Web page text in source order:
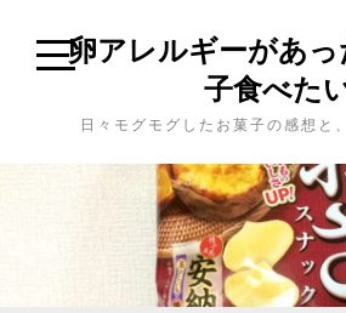
卵アレルギーがあ
子食べた
日々モグモグしたお菓子の感想と